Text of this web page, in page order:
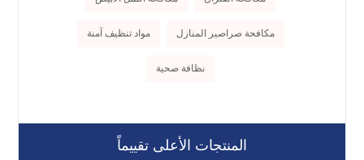
مكافحة صراصير المنازل مواد تنظيف آمنة
نظافة صحية
المنتجات الأعلى تقييماً